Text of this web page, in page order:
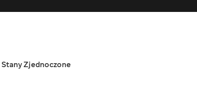
Stany Zjednoczone